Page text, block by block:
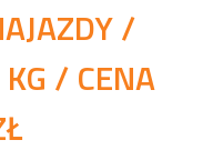
/
/ CENA